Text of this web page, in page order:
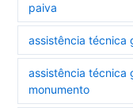
paiva
assistência técnica
assistência técnica
monumento